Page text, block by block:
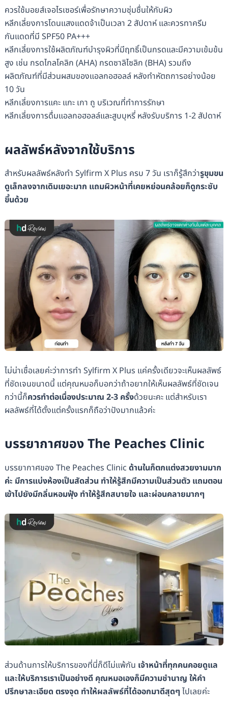
ควรใช้มอยส์เจอไรเซอร์เพื่อรักษาความชุ่มชื่นให้กับผิว
หลีกเลี่ยงการโดนแสงแดดจ้าเป็นเวลา 2 สัปดาห์ และควรทาครีม
กันแดดที่มี SPF50 PA+++
หลีกเลี่ยงการใช้ผลิตภัณฑ์บำรุงผิวที่มีฤทธิ์เป็นกรดและมีความเข้มข้น
สูง เช่น กรดไกลโคลิก (AHA) กรดซาลิไซลิก (BHA) รวมถึง
ผลิตภัณฑ์ที่มีส่วนผสมของแอลกอฮอลล์ หลังทำหัตถการอย่างน้อย
10 วัน
หลีกเลี่ยงการแคะ แกะ เกา ถู บริเวณที่ทำการรักษา
หลีกเลี่ยงการดื่มแอลกอฮอลล์และสูบบุหรี่ หลังรับบริการ 1-2 สัปดาห์
ผลลัพธ์หลังจากใช้บริการ
สำหรับผลลัพธ์หลังทำ Sylfirm X Plus ครบ 7 วัน เราก็รู้สึกว่ารูขุมขน
ดูเล็กลงจากเดิมเยอะมาก แถมผิวหน้าที่เคยหย่อนคล้อยก็ดูกระชับ
ขึ้นด้วย
ไม่น่าเชื่อเลยค่ะว่าการทำ Sylfirm X Plus แค่ครั้งเดียวจะเห็นผลลัพธ์
ที่ชัดเจนขนาดนี้ แต่คุณหมอก็บอกว่าถ้าอยากให้เห็นผลลัพธ์ที่ชัดเจน
กว่านี้ก็ควรทำต่อเนื่องประมาณ 2-3 ครั้งด้วยนะคะ แต่สำหรับเรา
ผลลัพธ์ที่ได้ตั้งแต่ครั้งแรกก็ถือว่าปังมากแล้วค่ะ
บรรยากาศของ The Peaches Clinic
บรรยากาศของ The Peaches Clinic ด้านในก็ตกแต่งสวยงามมาก
ค่ะ มีการแบ่งห้องเป็นสัดส่วน ทำให้รู้สึกมีความเป็นส่วนตัว แถมตอน
เข้าไปยังมีกลิ่นหอมฟุ้ง ทำให้รู้สึกสบายใจ และผ่อนคลายมากๆ
ส่วนด้านการให้บริการของที่นี่ก็ดีไม่แพ้กัน เจ้าหน้าที่ทุกคนคอยดูแล
และให้บริการเราเป็นอย่างดี คุณหมอเองก็มีความชำนาญ ให้คำ
ปรึกษาละเอียด ตรงจุด ทำให้ผลลัพธ์ที่ได้ออกมาดีสุดๆ ไปเลยค่ะ